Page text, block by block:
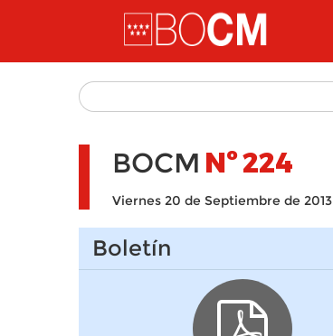
Pasar al contenido principal
BOCM Nº224
Viernes 20 de Septiembre de 2013
Boletín